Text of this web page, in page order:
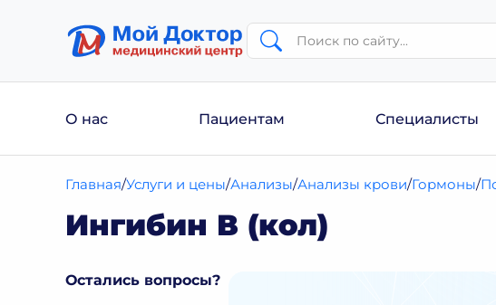
О нас Пациентам Специалисты
Главная Услуги и цены Анализы Анализы крови Гормоны
Ингибин В (кол)
Остались вопросы?